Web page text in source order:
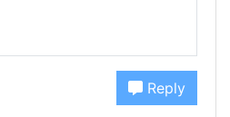
Reply